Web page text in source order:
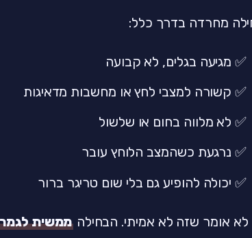
מחרדה בדרך כלל:
✅ מגיעה בגלים, לא קבועה
✅ קשורה למצבי לחץ או מחשבות מדאיגות
✅ לא מלווה בחום או שלשול
✅ נרגעת כשהמצב הלוחץ עובר
✅ יכולה להופיע גם בלי שום טריגר ברור
לא אומר שזה לא אמיתי. הבחילהממשית